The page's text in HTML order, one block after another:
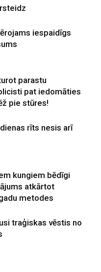
iespaidīgs
parastu
pat iedomāties
pie stūres!
rīts nesis arī
kungiem bēdīgi
atkārtot
metodes
traģiskas vēstis no